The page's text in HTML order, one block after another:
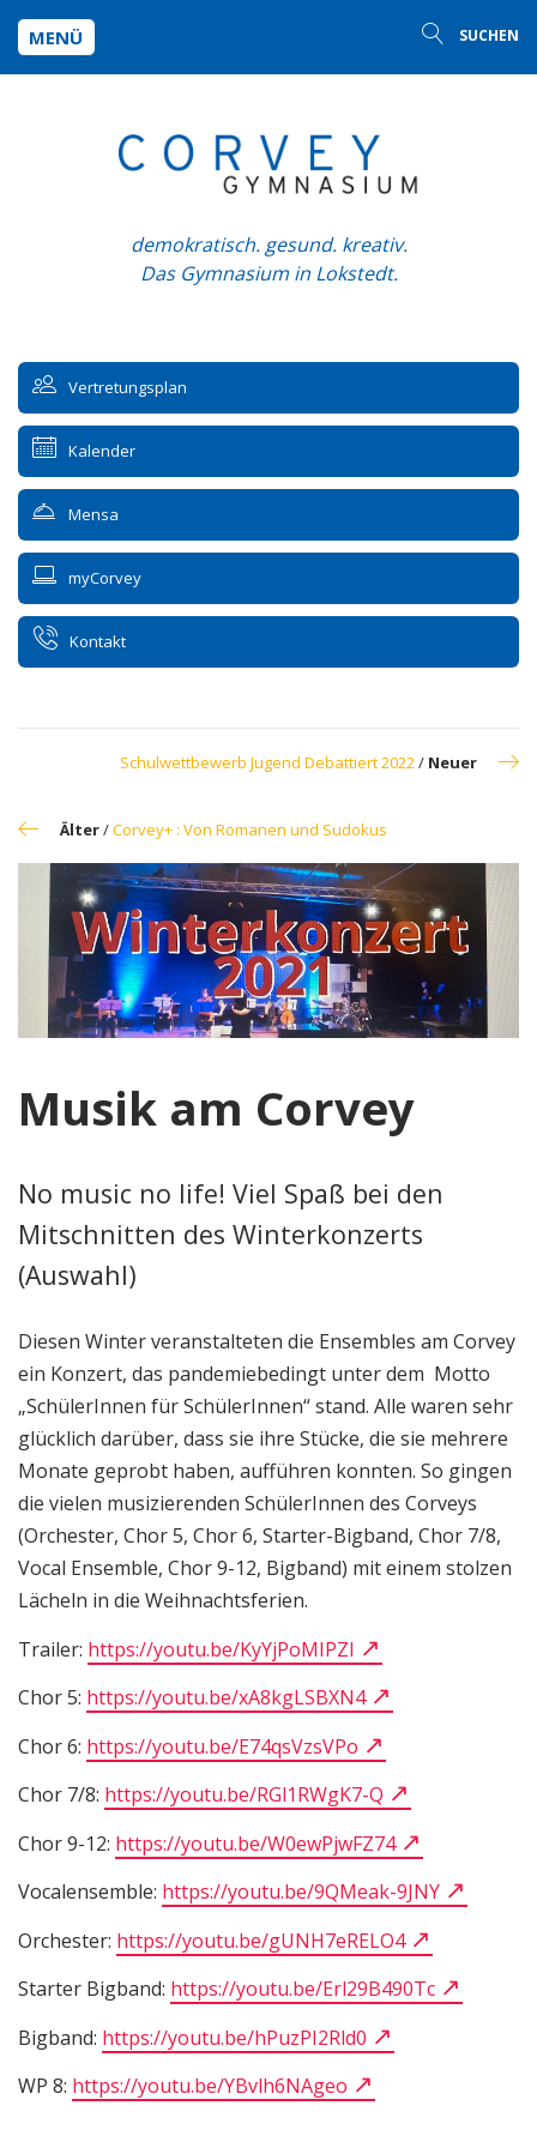
MENÜ SUCHEN
demokratisch. gesund. kreativ.
Das Gymnasium in Lokstedt.
Vertretungsplan
Kalender
Mensa
myCorvey
Kontakt
Schulwettbewerb Jugend Debattiert 2022/ Neuer
Älter/Corvey+ : Von Romanen und Sudokus
Musik am Corvey
No music no life! Viel Spaß bei den
Mitschnitten des Winterkonzerts
(Auswahl)
Diesen Winter veranstalteten die Ensembles am Corvey
ein Konzert, das pandemiebedingt unter dem Motto
„SchülerInnen für SchülerInnen“ stand. Alle waren sehr
glücklich darüber, dass sie ihre Stücke, die sie mehrere
Monate geprobt haben, aufführen konnten. So gingen
die vielen musizierenden SchülerInnen des Corveys
(Orchester, Chor 5, Chor 6, Starter-Bigband, Chor 7/8,
Vocal Ensemble, Chor 9-12, Bigband) mit einem stolzen
Lächeln in die Weihnachtsferien.
Trailer: https://youtu.be/KyYjPoMIPZI
Chor 5: https://youtu.be/xA8kgLSBXN4
Chor 6: https://youtu.be/E74qsVzsVPo
Chor 7/8: https://youtu.be/RGl1RWgK7-Q
Chor 9-12: https://youtu.be/W0ewPjwFZ74
Vocalensemble: https://youtu.be/9QMeak-9JNY
Orchester: https://youtu.be/gUNH7eRELO4
Starter Bigband: https://youtu.be/Erl29B490Tc
Bigband: https://youtu.be/hPuzPI2Rld0
WP 8: https://youtu.be/YBvlh6NAgeo